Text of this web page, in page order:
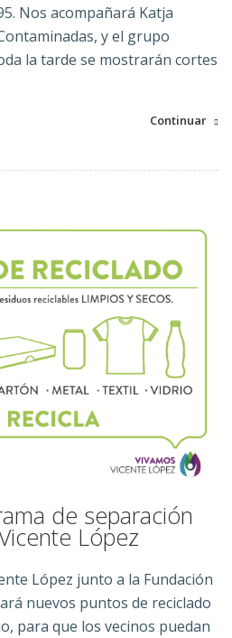
Nos acompañará Katja
y el grupo
la tarde se mostrarán cortes
Continuar
de separación
López
López junto a la Fundación
nuevos puntos de reciclado
para que los vecinos puedan